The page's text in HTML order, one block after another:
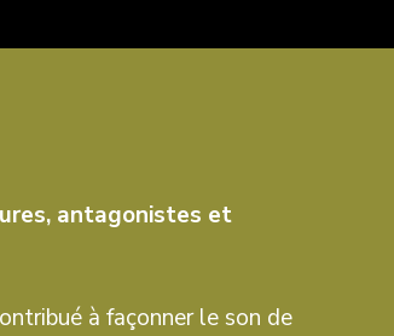
antagonistes et
à façonner le son de